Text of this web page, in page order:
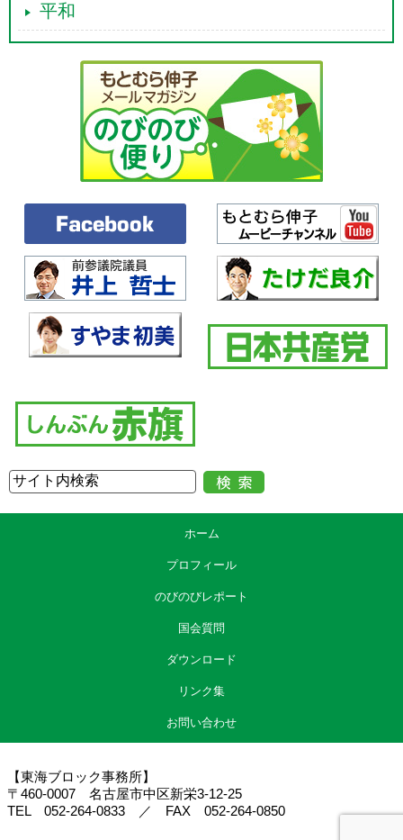
平和
ホーム
プロフィール
のびのびレポート
国会質問
ダウンロード
リンク集
お問い合わせ
【東海ブロック事務所】
〒460-0007 名古屋市中区新栄3-12-25
TEL 052-264-0833 ／ FAX 052-264-0850